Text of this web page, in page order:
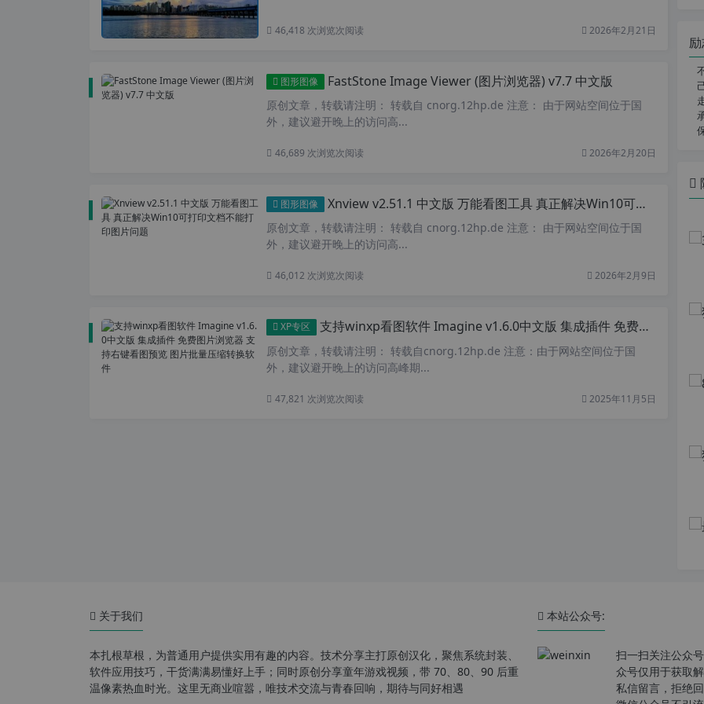
46,418 次浏览次阅读 2026年2月21日
图形图像 FastStone Image Viewer (图片浏览器) v7.7 中文版
原创文章，转载请注明： 转载自 cnorg.12hp.de 注意： 由于网站空间位于国
外，建议避开晚上的访问高...
46,689 次浏览次阅读 2026年2月20日
图形图像 Xnview v2.51.1 中文版 万能看图工具 真正解决Win10可打印文档不能打印图片问题
原创文章，转载请注明： 转载自 cnorg.12hp.de 注意： 由于网站空间位于国
外，建议避开晚上的访问高...
46,012 次浏览次阅读 2026年2月9日
XP专区 支持winxp看图软件 Imagine v1.6.0中文版 集成插件 免费图片浏览器 支持右键看图预览 图片批量压缩转换软件
原创文章，转载请注明： 转载自cnorg.12hp.de 注意：由于网站空间位于国
外，建议避开晚上的访问高峰期...
47,821 次浏览次阅读 2025年11月5日
关于我们
本扎根草根，为普通用户提供实用有趣的内容。技术分享主打原创汉化，聚焦系统封装、
软件应用技巧，干货满满易懂好上手；同时原创分享童年游戏视频，带 70、80、90 后重
温像素热血时光。这里无商业喧嚣，唯技术交流与青春回响，期待与同好相遇
本站公众号:
扫一扫关注公众
众号仅用于获取
私信留言，拒绝